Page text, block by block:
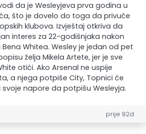
da je Wesleyjeva prva godina u
što je dovelo do toga da privuče
klubova. Izvještaj otkriva da
interes za 22-godišnjaka nakon
Whitea. Wesley je jedan od pet
želja Mikela Artete, jer je sve
otići. Ako Arsenal ne uspije
a njega potpiše City, Topnici će
napore da potpišu Wesleyja.
prije 92d